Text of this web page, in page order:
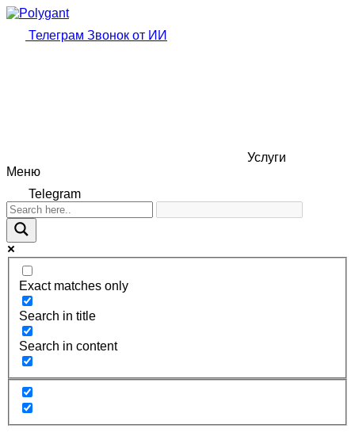
Телеграм Звонок от ИИ
Услуги
Меню
Telegram
Exact matches only
Search in title
Search in content